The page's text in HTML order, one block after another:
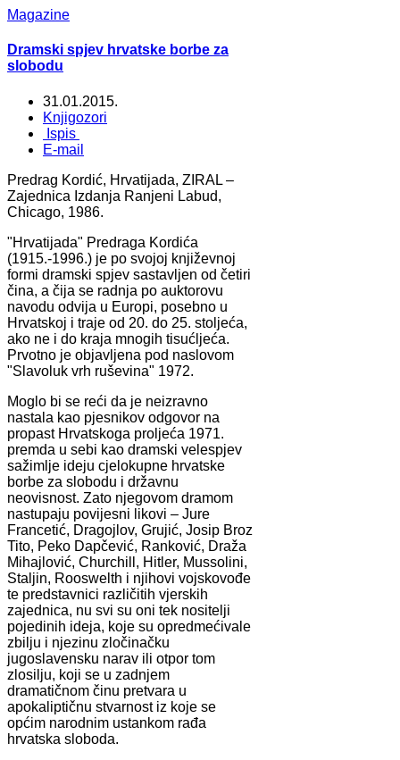
Magazine
Dramski spjev hrvatske borbe za
slobodu
31.01.2015.
Knjigozori
Ispis
E-mail
Predrag Kordić, Hrvatijada, ZIRAL –
Zajednica Izdanja Ranjeni Labud,
Chicago, 1986.
"Hrvatijada" Predraga Kordića
(1915.-1996.) je po svojoj književnoj
formi dramski spjev sastavljen od četiri
čina, a čija se radnja po auktorovu
navodu odvija u Europi, posebno u
Hrvatskoj i traje od 20. do 25. stoljeća,
ako ne i do kraja mnogih tisućljeća.
Prvotno je objavljena pod naslovom
"Slavoluk vrh ruševina" 1972.
Moglo bi se reći da je neizravno
nastala kao pjesnikov odgovor na
propast Hrvatskoga proljeća 1971.
premda u sebi kao dramski velespjev
sažimlje ideju cjelokupne hrvatske
borbe za slobodu i državnu
neovisnost. Zato njegovom dramom
nastupaju povijesni likovi – Jure
Francetić, Dragojlov, Grujić, Josip Broz
Tito, Peko Dapčević, Ranković, Draža
Mihajlović, Churchill, Hitler, Mussolini,
Staljin, Rooswelth i njihovi vojskovođe
te predstavnici različitih vjerskih
zajednica, nu svi su oni tek nositelji
pojedinih ideja, koje su opredmećivale
zbilju i njezinu zločinačku
jugoslavensku narav ili otpor tom
zlosilju, koji se u zadnjem
dramatičnom činu pretvara u
apokaliptičnu stvarnost iz koje se
općim narodnim ustankom rađa
hrvatska sloboda.